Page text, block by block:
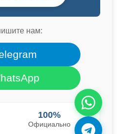
нам:
100%
Официально